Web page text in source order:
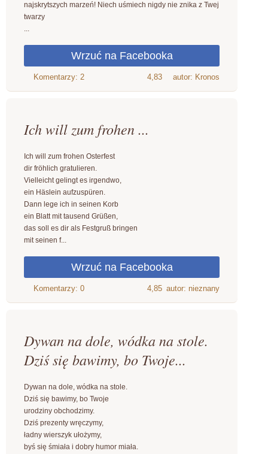
najskrytszych marzeń! Niech uśmiech nigdy nie znika z Twej
twarzy
...
4,83 autor: Kronos
Ich will zum frohen ...
Ich will zum frohen Osterfest
dir fröhlich gratulieren.
Vielleicht gelingt es irgendwo,
ein Häslein aufzuspüren.
Dann lege ich in seinen Korb
ein Blatt mit tausend Grüßen,
das soll es dir als Festgruß bringen
mit seinen f...
4,85 autor: nieznany
Dywan na dole, wódka na stole.
Dziś się bawimy, bo Twoje...
Dywan na dole, wódka na stole.
Dziś się bawimy, bo Twoje
urodziny obchodzimy.
Dziś prezenty wręczymy,
ładny wierszyk ułożymy,
byś się śmiała i dobry humor miała.